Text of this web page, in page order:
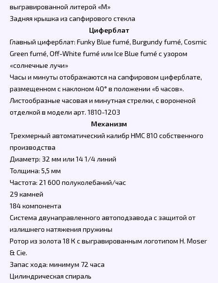
выгравированной литерой «М»
Задняя крышка из сапфирового стекла
Циферблат
Главный циферблат: Funky Blue fumé, Burgundy fumé, Cosmic
Green fumé, Off-White fumé или Ice Blue fumé с узором
«солнечные лучи»
Часы и минуты отображаются на сапфировом циферблате,
размещенном с наклоном 40° в положении «6 часов».
Листообразные часовая и минутная стрелки, с вороненой
отделкой в модели арт. 1810-1203
Механизм
Трехмерный автоматический калибр HMC 810 собственного
производства
Диаметр: 32 мм или 14 1/4 линий
Толщина: 5,5 мм
Частота: 21 600 полуколебаний/час
29 камней
184 компонента
Система двунаправленного автоподзавода с защитой от
излишнего натяжения пружины
Ротор из золота 18 К с выгравированным логотипом H. Moser
& Cie.
Запас хода: минимум 72 часа
Цилиндрическая спираль